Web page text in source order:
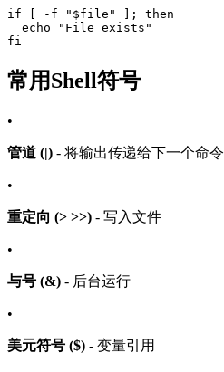
if [ -f "$file" ]; then
  echo "File exists"
fi
常用Shell符号
•
管道 (|) - 将输出传递给下一个命令
•
重定向 (> >>) - 写入文件
•
与号 (&) - 后台运行
•
美元符号 ($) - 变量引用